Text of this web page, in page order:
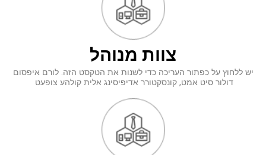
צוות מנוהל
יש ללחוץ על כפתור העריכה כדי לשנות את הטקסט הזה. לורם איפסום
דולור סיט אמט, קונסקטורר אדיפיסינג אלית קולהע צופעט